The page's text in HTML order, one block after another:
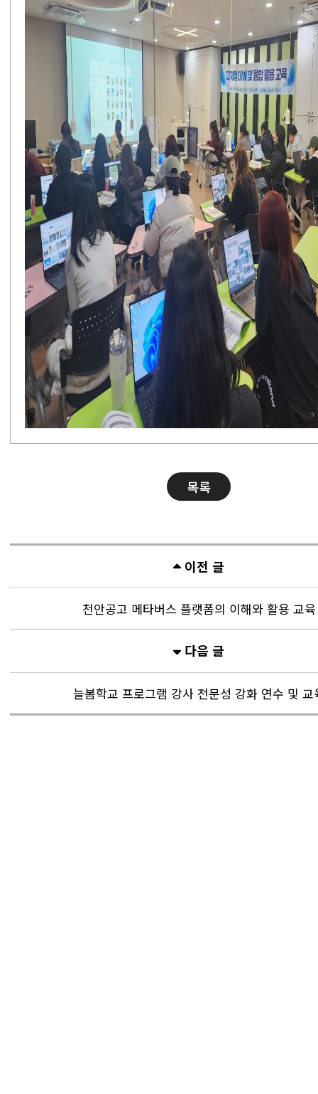
목록
이전 글
천안공고 메타버스 플랫폼의 이해와 활용 교육
다음 글
늘봄학교 프로그램 강사 전문성 강화 연수 및 교